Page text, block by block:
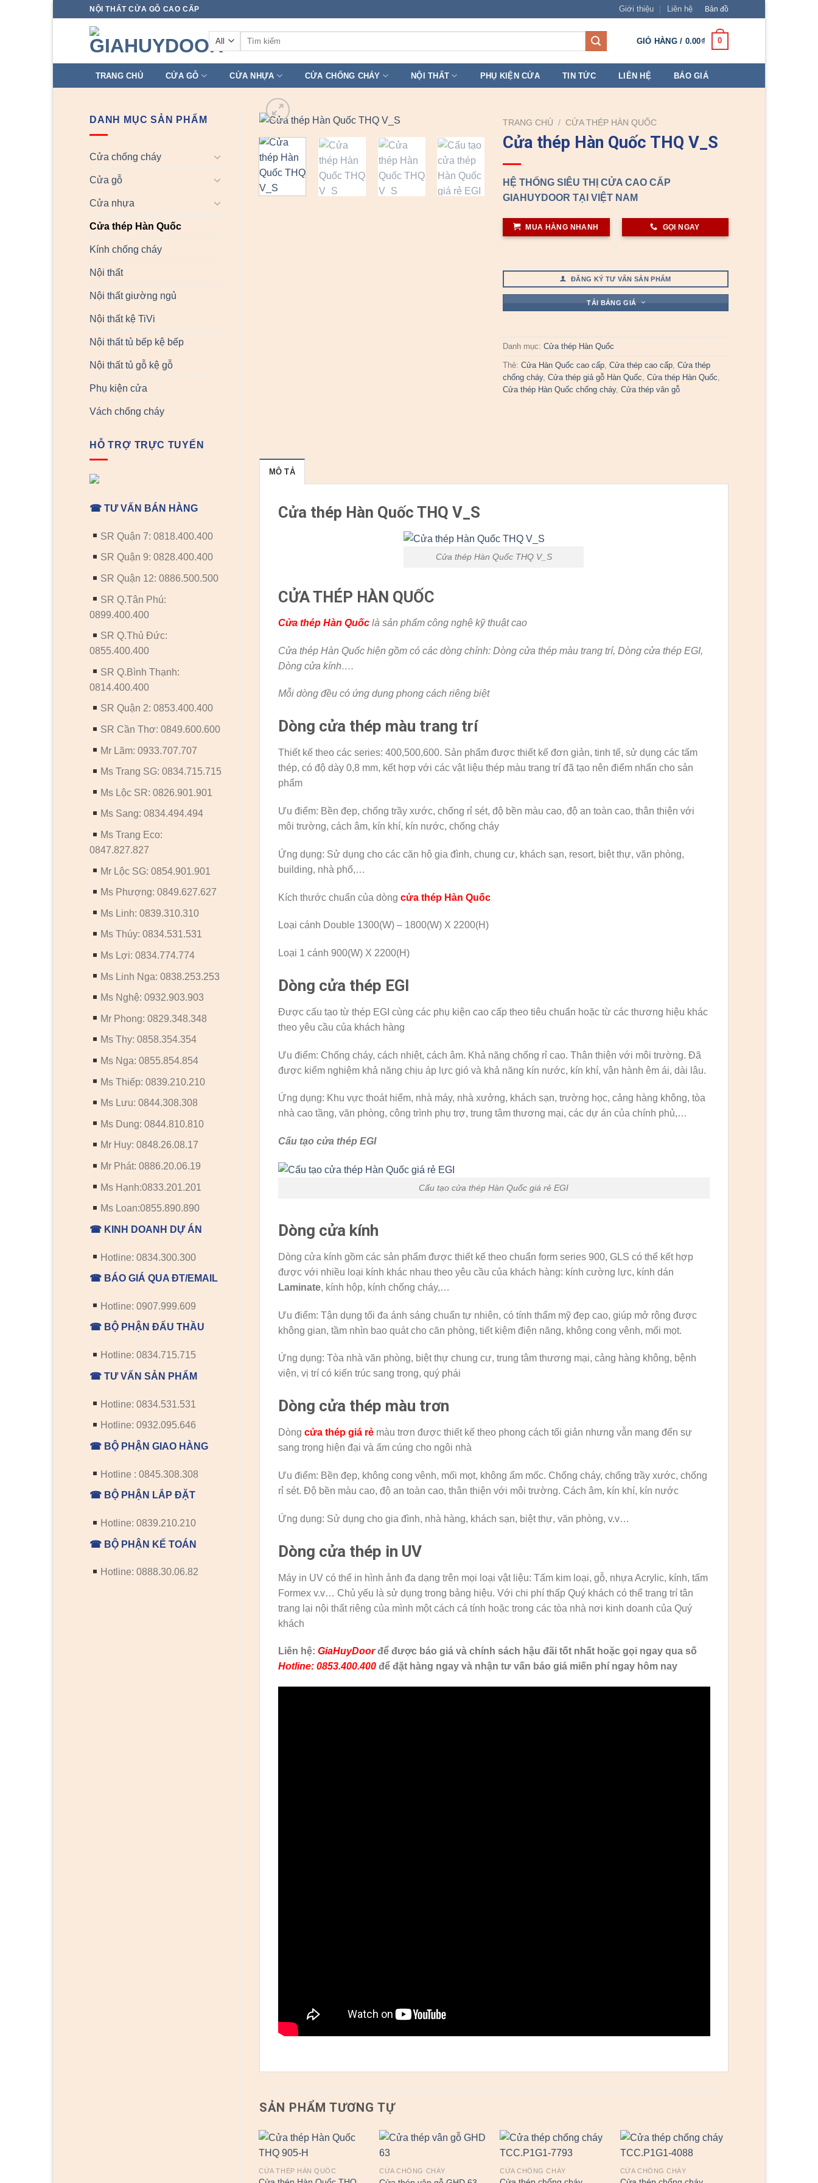
NỘI THẤT CỬA GỖ CAO CẤP Giới thiệu Liên hệ Bản đồ
Tìm
GIỎ HÀNG / 0.00₫ 0
TRANG CHỦ CỬA GỖ CỬA NHỰA CỬA CHỐNG CHÁY NỘI THẤT PHỤ KIỆN CỬA TIN TỨC LIÊN HỆ BÁO GIÁ
DANH MỤC SẢN PHẨM
Cửa chống cháy
Cửa gỗ
Cửa nhựa
Cửa thép Hàn Quốc
Kính chống cháy
Nội thất
Nội thất giường ngủ
Nội thất kệ TiVi
Nội thất tủ bếp kệ bếp
Nội thất tủ gỗ kệ gỗ
Phụ kiện cửa
Vách chống cháy
HỖ TRỢ TRỰC TUYẾN
☎ TƯ VẤN BÁN HÀNG
SR Quận 7: 0818.400.400
SR Quận 9: 0828.400.400
SR Quận 12: 0886.500.500
SR Q.Tân Phú:
0899.400.400
SR Q.Thủ Đức:
0855.400.400
SR Q.Bình Thạnh:
0814.400.400
SR Quận 2: 0853.400.400
SR Cần Thơ: 0849.600.600
Mr Lãm: 0933.707.707
Ms Trang SG: 0834.715.715
Ms Lộc SR: 0826.901.901
Ms Sang: 0834.494.494
Ms Trang Eco:
0847.827.827
Mr Lộc SG: 0854.901.901
Ms Phượng: 0849.627.627
Ms Linh: 0839.310.310
Ms Thúy: 0834.531.531
Ms Lợi: 0834.774.774
Ms Linh Nga: 0838.253.253
Ms Nghệ: 0932.903.903
Mr Phong: 0829.348.348
Ms Thy: 0858.354.354
Ms Nga: 0855.854.854
Ms Thiếp: 0839.210.210
Ms Lưu: 0844.308.308
Ms Dung: 0844.810.810
Mr Huy: 0848.26.08.17
Mr Phát: 0886.20.06.19
Ms Hạnh:0833.201.201
Ms Loan:0855.890.890
☎ KINH DOANH DỰ ÁN
Hotline: 0834.300.300
☎ BÁO GIÁ QUA ĐT/EMAIL
Hotline: 0907.999.609
☎ BỘ PHẬN ĐẤU THẦU
Hotline: 0834.715.715
☎ TƯ VẤN SẢN PHẨM
Hotline: 0834.531.531
Hotline: 0932.095.646
☎ BỘ PHẬN GIAO HÀNG
Hotline : 0845.308.308
☎ BỘ PHẬN LẮP ĐẶT
Hotline: 0839.210.210
☎ BỘ PHẬN KẾ TOÁN
Hotline: 0888.30.06.82
TRANG CHỦ / CỬA THÉP HÀN QUỐC
Cửa thép Hàn Quốc THQ V_S
HỆ THỐNG SIÊU THỊ CỬA CAO CẤP
GIAHUYDOOR TẠI VIỆT NAM
MUA HÀNG NHANH GỌI NGAY
ĐĂNG KÝ TƯ VẤN SẢN PHẨM
TẢI BẢNG GIÁ
Danh mục:Cửa thép Hàn Quốc
Thẻ:Cửa Hàn Quốc cao cấp ,Cửa thép cao cấp ,Cửa thép
chống cháy,Cửa thép giả gỗ Hàn Quốc ,Cửa thép Hàn Quốc
Cửa thép Hàn Quốc chống cháy,Cửa thép vân gỗ
MÔ TẢ
Cửa thép Hàn Quốc THQ V_S
Cửa thép Hàn Quốc THQ V_S
CỬA THÉP HÀN QUỐC
Cửa thép Hàn Quốclà sản phẩm công nghệ kỹ thuật cao
Cửa thép Hàn Quốc hiện gồm có các dòng chính: Dòng cửa thép màu trang trí, Dòng cửa thép EGI,
Dòng cửa kính….
Mỗi dòng đều có ứng dụng phong cách riêng biệt
Dòng cửa thép màu trang trí
Thiết kế theo các series: 400,500,600. Sản phẩm được thiết kế đơn giản, tinh tế, sử dụng các tấm
thép, có độ dày 0,8 mm, kết hợp với các vật liệu thép màu trang trí đã tạo nên điểm nhấn cho sản
phẩm
Ưu điểm: Bền đẹp, chống trầy xước, chống rỉ sét, độ bền màu cao, độ an toàn cao, thân thiện với
môi trường, cách âm, kín khí, kín nước, chống cháy
Ứng dụng: Sử dụng cho các căn hộ gia đình, chung cư, khách sạn, resort, biệt thự, văn phòng,
building, nhà phố,…
Kích thước chuẩn của dòng cửa thép Hàn Quốc
Loại cánh Double 1300(W) – 1800(W) X 2200(H)
Loại 1 cánh 900(W) X 2200(H)
Dòng cửa thép EGI
Được cấu tạo từ thép EGI cùng các phụ kiện cao cấp theo tiêu chuẩn hoặc từ các thương hiệu khác
theo yêu cầu của khách hàng
Ưu điểm: Chống cháy, cách nhiệt, cách âm. Khả năng chống rỉ cao. Thân thiện với môi trường. Đã
được kiểm nghiệm khả năng chịu áp lực gió và khả năng kín nước, kín khí, vận hành êm ái, dài lâu.
Ứng dụng: Khu vực thoát hiểm, nhà máy, nhà xưởng, khách sạn, trường học, cảng hàng không, tòa
nhà cao tầng, văn phòng, công trình phụ trợ, trung tâm thương mại, các dự án của chính phủ,…
Cấu tạo cửa thép EGI
Cấu tạo cửa thép Hàn Quốc giá rẻ EGI
Dòng cửa kính
Dòng cửa kính gồm các sản phẩm được thiết kế theo chuẩn form series 900, GLS có thể kết hợp
được với nhiều loại kính khác nhau theo yêu cầu của khách hàng: kính cường lực, kính dán
Laminate, kính hộp, kính chống cháy,…
Ưu điểm: Tận dụng tối đa ánh sáng chuẩn tự nhiên, có tính thẩm mỹ đẹp cao, giúp mở rộng được
không gian, tầm nhìn bao quát cho căn phòng, tiết kiệm điện năng, không cong vênh, mối mọt.
Ứng dụng: Tòa nhà văn phòng, biệt thự chung cư, trung tâm thương mại, cảng hàng không, bệnh
viện, vị trí có kiến trúc sang trọng, quý phái
Dòng cửa thép màu trơn
Dòng cửa thép giá rẻmàu trơn được thiết kế theo phong cách tối giản nhưng vẫn mang đến sự
sang trọng hiện đại và ấm cúng cho ngôi nhà
Ưu điểm: Bền đẹp, không cong vênh, mối mọt, không ẩm mốc. Chống cháy, chống trầy xước, chống
rỉ sét. Độ bền màu cao, độ an toàn cao, thân thiện với môi trường. Cách âm, kín khí, kín nước
Ứng dụng: Sử dụng cho gia đình, nhà hàng, khách sạn, biệt thự, văn phòng, v.v…
Dòng cửa thép in UV
Máy in UV có thể in hình ảnh đa dạng trên mọi loại vật liệu: Tấm kim loại, gỗ, nhựa Acrylic, kính, tấm
Formex v.v… Chủ yếu là sử dụng trong bảng hiệu. Với chi phí thấp Quý khách có thể trang trí tân
trang lại nội thất riêng của mình một cách cá tính hoặc trong các tòa nhà nơi kinh doanh của Quý
khách
Liên hệ: GiaHuyDoorđể được báo giá và chính sách hậu đãi tốt nhất hoặc gọi ngay qua số
Hotline: 0853.400.400để đặt hàng ngay và nhận tư vấn báo giá miến phí ngay hôm nay
SẢN PHẨM TƯƠNG TỰ
CỬA THÉP HÀN QUỐC CỬA CHỐNG CHÁY CỬA CHỐNG CHÁY CỬA CHỐNG CHÁY